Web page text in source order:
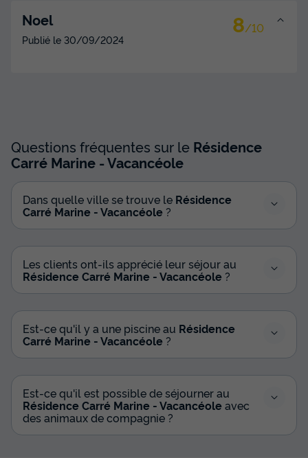
Noel 8/10
Publié le 30/09/2024
Questions fréquentes sur le Résidence
Carré Marine - Vacancéole
Dans quelle ville se trouve le Résidence
Carré Marine - Vacancéole ?
Les clients ont-ils apprécié leur séjour au
Résidence Carré Marine - Vacancéole ?
Est-ce qu'il y a une piscine au Résidence
Carré Marine - Vacancéole ?
Est-ce qu'il est possible de séjourner au
Résidence Carré Marine - Vacancéole avec
des animaux de compagnie ?